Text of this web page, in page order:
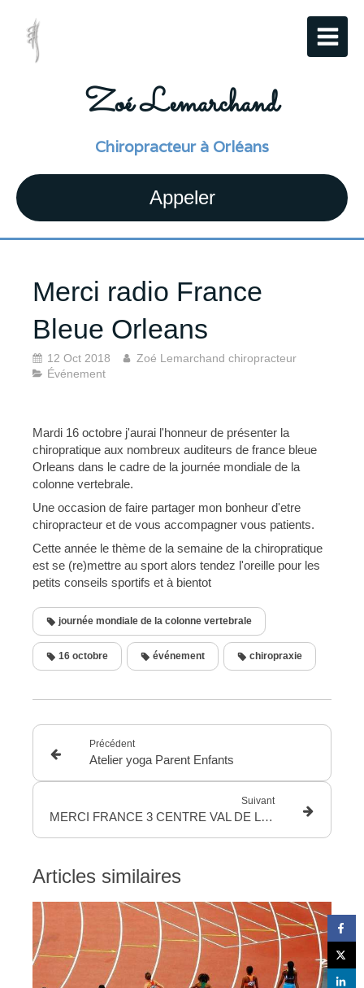
Zoé Lemarchand
Chiropracteur à Orléans
Appeler
Merci radio France
Bleue Orleans
12 Oct 2018
Zoé Lemarchand chiropracteur
Événement
Mardi 16 octobre j'aurai l'honneur de présenter la
chiropratique aux nombreux auditeurs de france bleue
Orleans dans le cadre de la journée mondiale de la
colonne vertebrale.
Une occasion de faire partager mon bonheur d'etre
chiropracteur et de vous accompagner vous patients.
Cette année le thème de la semaine de la chiropratique
est se (re)mettre au sport alors tendez l'oreille pour les
petits conseils sportifs et à bientot
journée mondiale de la colonne vertebrale
16 octobre événement chiropraxie
Précédent
Atelier yoga Parent Enfants
Suivant
MERCI FRANCE 3 CENTRE VAL DE LOIRE
Articles similaires